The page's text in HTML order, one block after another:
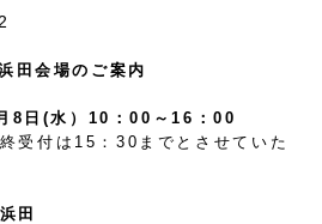
田会場のご案内
8日(水）10：00～16：00
15：30までとさせていた
田